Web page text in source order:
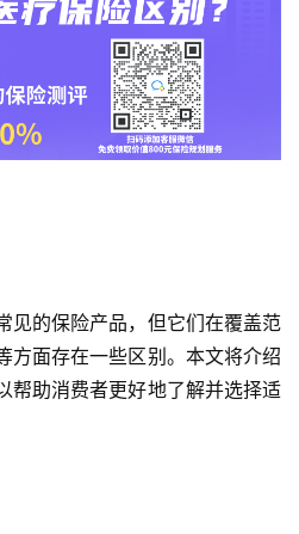
见的保险产品，但它们在覆盖范
方面存在一些区别。本文将介绍
帮助消费者更好地了解并选择适